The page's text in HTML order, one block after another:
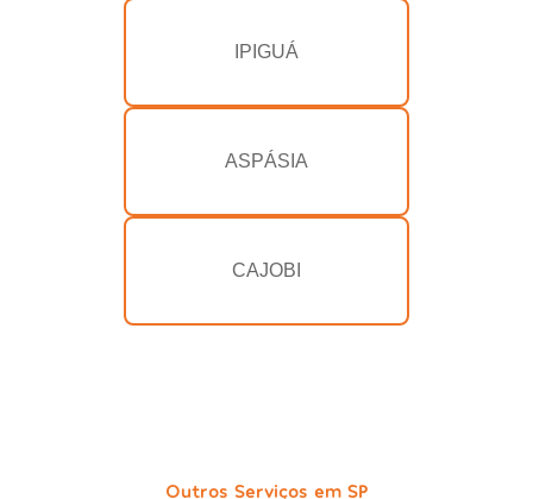
IPIGUÁ
ASPÁSIA
CAJOBI
Outros Serviços em SP